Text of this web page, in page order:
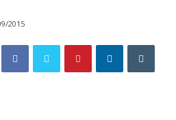
2015